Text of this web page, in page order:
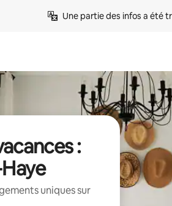
Une partie des infos a été
:
uniques sur